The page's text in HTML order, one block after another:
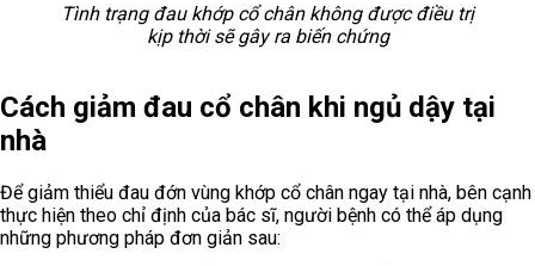
Tình trạng đau khớp cổ chân không được điều trị
kịp thời sẽ gây ra biến chứng
Cách giảm đau cổ chân khi ngủ dậy tại
nhà
Để giảm thiểu đau đớn vùng khớp cổ chân ngay tại nhà, bên cạnh
thực hiện theo chỉ định của bác sĩ, người bệnh có thể áp dụng
những phương pháp đơn giản sau: